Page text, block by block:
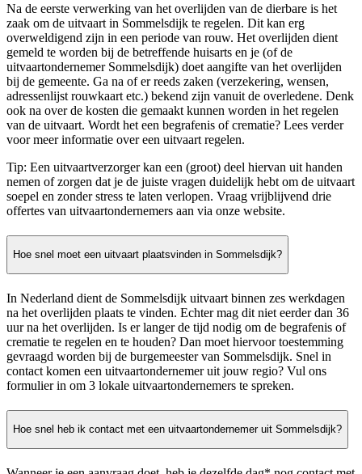
Na de eerste verwerking van het overlijden van de dierbare is het
zaak om de uitvaart in Sommelsdijk te regelen. Dit kan erg
overweldigend zijn in een periode van rouw. Het overlijden dient
gemeld te worden bij de betreffende huisarts en je (of de
uitvaartondernemer Sommelsdijk) doet aangifte van het overlijden
bij de gemeente. Ga na of er reeds zaken (verzekering, wensen,
adressenlijst rouwkaart etc.) bekend zijn vanuit de overledene. Denk
ook na over de kosten die gemaakt kunnen worden in het regelen
van de uitvaart. Wordt het een begrafenis of crematie? Lees verder
voor meer informatie over een uitvaart regelen.
Tip: Een uitvaartverzorger kan een (groot) deel hiervan uit handen
nemen of zorgen dat je de juiste vragen duidelijk hebt om de uitvaart
soepel en zonder stress te laten verlopen. Vraag vrijblijvend drie
offertes van uitvaartondernemers aan via onze website.
Hoe snel moet een uitvaart plaatsvinden in Sommelsdijk?
In Nederland dient de Sommelsdijk uitvaart binnen zes werkdagen
na het overlijden plaats te vinden. Echter mag dit niet eerder dan 36
uur na het overlijden. Is er langer de tijd nodig om de begrafenis of
crematie te regelen en te houden? Dan moet hiervoor toestemming
gevraagd worden bij de burgemeester van Sommelsdijk. Snel in
contact komen een uitvaartondernemer uit jouw regio? Vul ons
formulier in om 3 lokale uitvaartondernemers te spreken.
Hoe snel heb ik contact met een uitvaartondernemer uit Sommelsdijk?